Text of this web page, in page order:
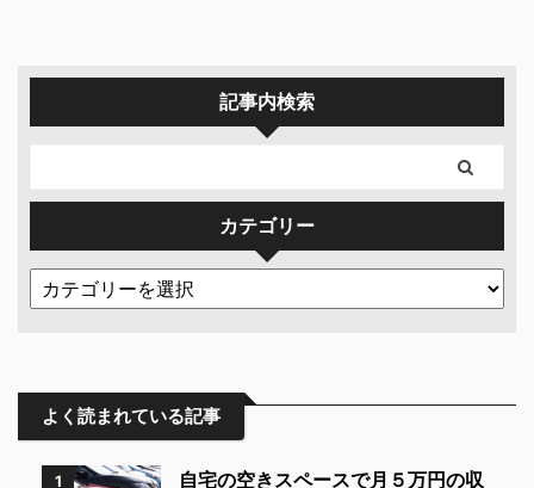
記事内検索
カテゴリー
よく読まれている記事
1
自宅の空きスペースで月５万円の収